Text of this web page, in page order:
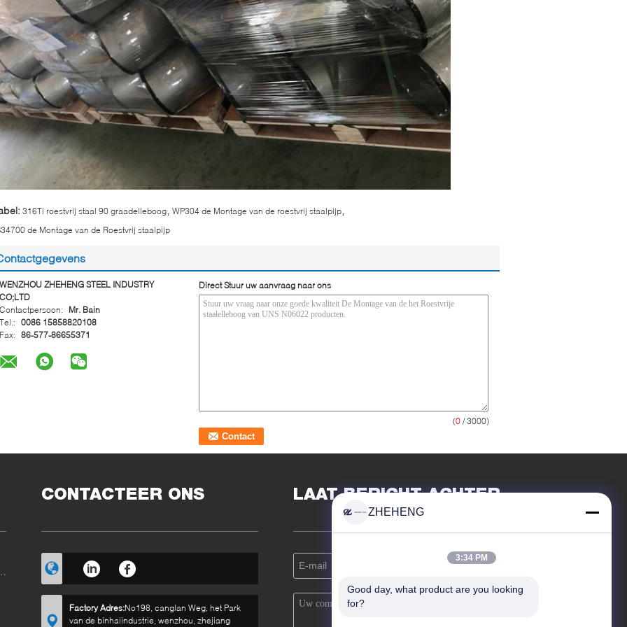
316Ti roestvrij staal 90 graadelleboog WP304 de Montage van de roestvrij staalpijp
de Montage van de Roestvrij staalpijp
WENZHOU ZHEHENG STEEL INDUSTRY
CO;LTD
Contactpersoon:
Mr. Bain
Tel.: 0086 15858820108
Fax: 86-577-86655371
Direct Stuur uw aanvraag naar ons
(0 / 3000)
CONTACTEER ONS
Factory Adres:No198, canglan Weg, het Park
van de binhaiindustrie, wenzhou, zhejiang
LAAT BERICHT ACHTER
ZHEHENG
3:34 PM
Good day, what product are you looking
for?